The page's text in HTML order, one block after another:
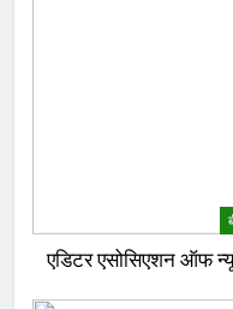
एडिटर एसोसिएशन ऑफ